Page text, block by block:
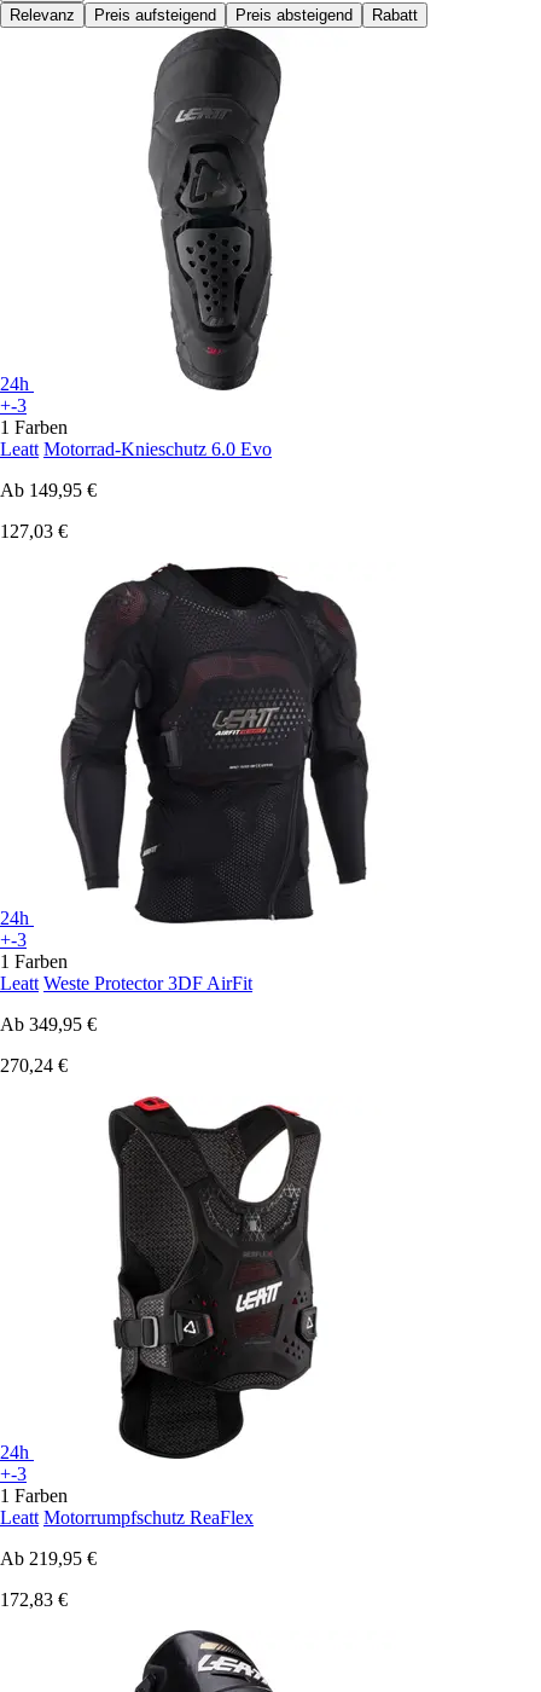
Relevanz
Preis aufsteigend Preis absteigend Rabatt
24h
+-3
1 Farben
Leatt Motorrad-Knieschutz 6.0 Evo
Ab 149,95 €
127,03 €
24h
+-3
1 Farben
Leatt Weste Protector 3DF AirFit
Ab 349,95 €
270,24 €
24h
+-3
1 Farben
Leatt Motorrumpfschutz ReaFlex
Ab 219,95 €
172,83 €